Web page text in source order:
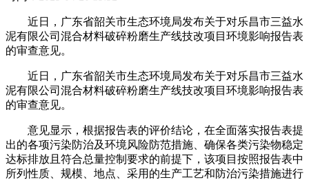
近日，广东省韶关市生态环境局发布关于对乐昌市三益水
泥有限公司混合材料破碎粉磨生产线技改项目环境影响报告表
的审查意见。
近日，广东省韶关市生态环境局发布关于对乐昌市三益水
泥有限公司混合材料破碎粉磨生产线技改项目环境影响报告表
的审查意见。
意见显示，根据报告表的评价结论，在全面落实报告表提
出的各项污染防治及环境风险防范措施、确保各类污染物稳定
达标排放且符合总量控制要求的前提下，该项目按照报告表中
所列性质、规模、地点、采用的生产工艺和防治污染措施进行